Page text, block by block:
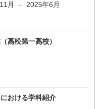
月 -
2025年6月
高松第一高校）
おける学科紹介